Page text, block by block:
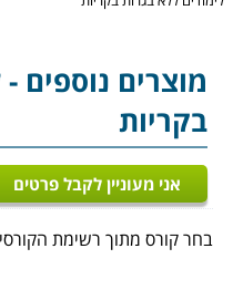
מוצרים נוספים -
בקריות
אני מעוניין לקבל פרטים
בחר קורס מתוך רשימת